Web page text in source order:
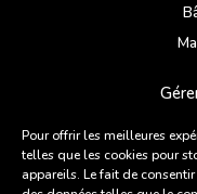
Pour offrir les meilleures
telles que les cookies pour
appareils. Le fait de
Du
ZI des